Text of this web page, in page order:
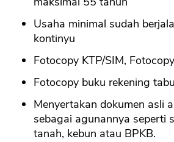
Usaha minimal sudah
kontinyu
Fotocopy KTP/SIM,
Fotocopy buku rekening
Menyertakan dokumen asli
sebagai agunannya seperti
tanah, kebun atau BPKB.